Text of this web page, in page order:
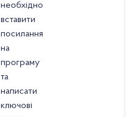
необхідно
вставити
посилання
на
програму
та
написати
ключові